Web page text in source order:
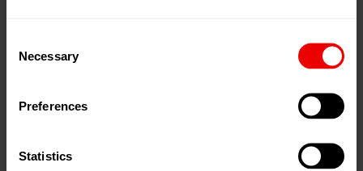
Selection
Necessary
Preferences
Statistics
检修：低风险生产
风险，此类故障往往会造成高昂的后续成本。 尽管我